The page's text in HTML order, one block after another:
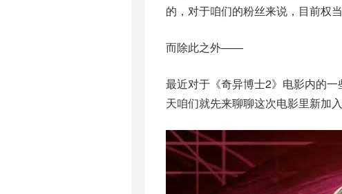
的，对于咱们的粉丝来说，目前权当
而除此之外——
最近对于《奇异博士2》电影内的
天咱们就先来聊聊这次电影里新加